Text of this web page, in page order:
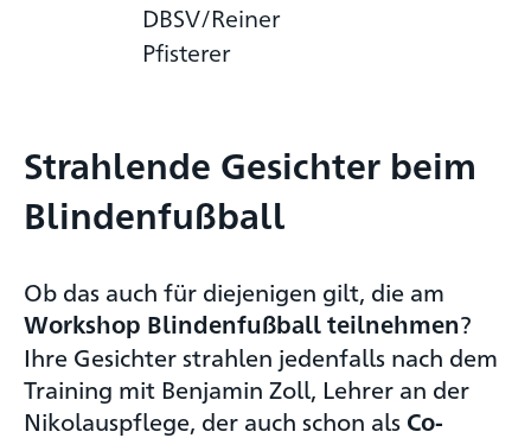
DBSV/Reiner
Pfisterer
Strahlende Gesichter beim
Blindenfußball
Ob das auch für diejenigen gilt, die am
Workshop Blindenfußball teilnehmen?
Ihre Gesichter strahlen jedenfalls nach dem
Training mit Benjamin Zoll, Lehrer an der
Nikolauspflege, der auch schon als Co-